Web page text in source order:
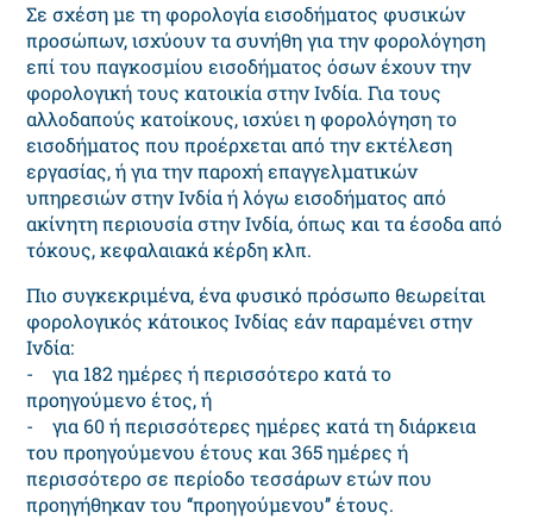
Σε σχέση με τη φορολογία εισοδήματος φυσικών
προσώπων, ισχύουν τα συνήθη για την φορολόγηση
επί του παγκοσμίου εισοδήματος όσων έχουν την
φορολογική τους κατοικία στην Ινδία. Για τους
αλλοδαπούς κατοίκους, ισχύει η φορολόγηση το
εισοδήματος που προέρχεται από την εκτέλεση
εργασίας, ή για την παροχή επαγγελματικών
υπηρεσιών στην Ινδία ή λόγω εισοδήματος από
ακίνητη περιουσία στην Ινδία, όπως και τα έσοδα από
τόκους, κεφαλαιακά κέρδη κλπ.
Πιο συγκεκριμένα, ένα φυσικό πρόσωπο θεωρείται
φορολογικός κάτοικος Ινδίας εάν παραμένει στην
Ινδία:
- για 182 ημέρες ή περισσότερο κατά το
προηγούμενο έτος, ή
- για 60 ή περισσότερες ημέρες κατά τη διάρκεια
του προηγούμενου έτους και 365 ημέρες ή
περισσότερο σε περίοδο τεσσάρων ετών που
προηγήθηκαν του ‘‘προηγούμενου’’ έτους.